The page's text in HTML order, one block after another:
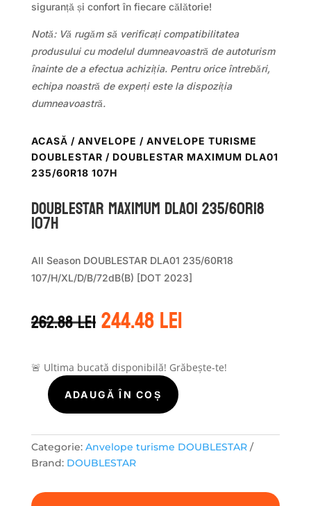
siguranță și confort în fiecare călătorie!
Notă: Vă rugăm să verificați compatibilitatea
produsului cu modelul dumneavoastră de autoturism
înainte de a efectua achiziția. Pentru orice întrebări,
echipa noastră de experți este la dispoziția
dumneavoastră.
ACASĂ / ANVELOPE / ANVELOPE TURISME
DOUBLESTAR / DOUBLESTAR MAXIMUM DLA01
235/60R18 107H
DOUBLESTAR MAXIMUM DLA01 235/60R18
107H
All Season DOUBLESTAR DLA01 235/60R18
107/H/XL/D/B/72dB(B) [DOT 2023]
262.88leiPrețul
inițial
fost:
262.88 lei.
244.48leiPrețul
curent
244.48 lei.
🚨 Ultima bucată disponibilă! Grăbește-te!
Cantitate
DOUBLESTAR
MAXIMUM
DLA01
235/60R18
ADAUGĂ ÎN COȘ
Categorie: Anvelope turisme DOUBLESTAR
Brand: DOUBLESTAR